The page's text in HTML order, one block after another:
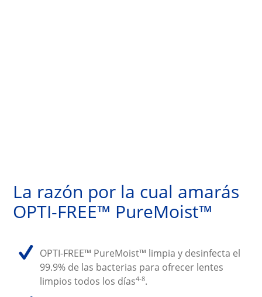
La razón por la cual amarás
OPTI-FREE™ PureMoist™
OPTI-FREE™ PureMoist™ limpia y desinfecta el
99.9% de las bacterias para ofrecer lentes
limpios todos los días4-8.